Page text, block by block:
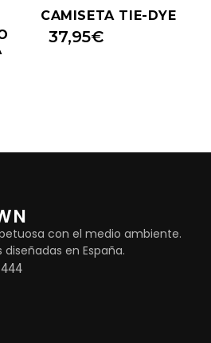
CAMISETA TIE-DYE
37,95€
con el medio ambiente.
diseñadas en España.